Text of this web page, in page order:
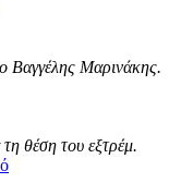
Βαγγέλης Μαρινάκης.
θέση του εξτρέμ.